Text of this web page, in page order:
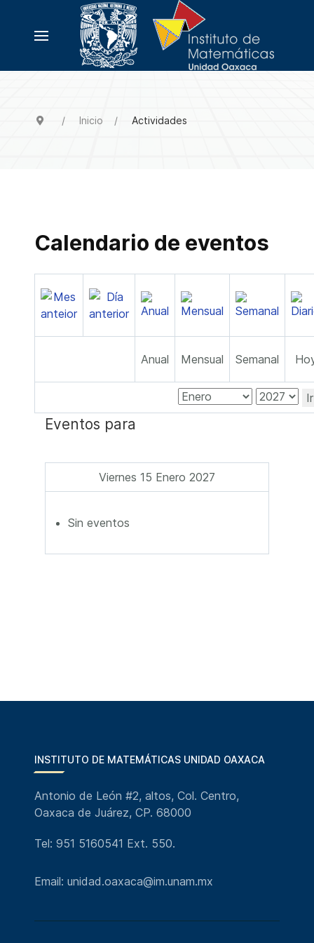
Inicio Actividades
Calendario de eventos
Anual Mensual Semanal
Eventos para
Viernes 15 Enero 2027
Sin eventos
INSTITUTO DE MATEMÁTICAS UNIDAD OAXACA
Antonio de León #2, altos, Col. Centro,
Oaxaca de Juárez, CP. 68000
Tel: 951 5160541 Ext. 550.
Email: unidad.oaxaca@im.unam.mx